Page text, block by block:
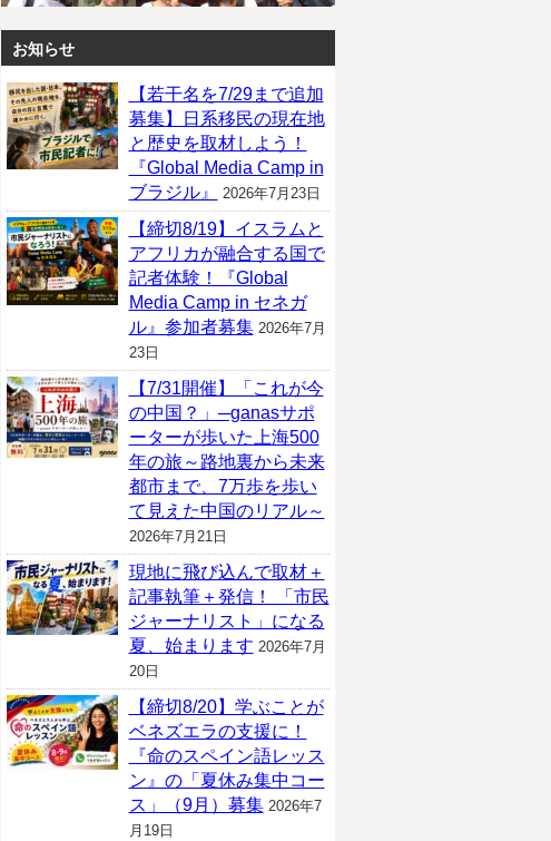
お知らせ
【若干名を7/29まで追加
募集】日系移民の現在地
と歴史を取材しよう！
『Global Media Camp in
ブラジル』
2026年7月23日
【締切8/19】イスラムと
アフリカが融合する国で
記者体験！『Global
Media Camp in セネガ
ル』参加者募集 2026年7月
23日
【7/31開催】「これが今
の中国？」─ganasサポ
ーターが歩いた上海500
年の旅～路地裏から未来
都市まで、7万歩を歩い
て見えた中国のリアル～
2026年7月21日
現地に飛び込んで取材＋
記事執筆＋発信！ 「市民
ジャーナリスト」になる
夏、始まります 2026年7月
20日
【締切8/20】学ぶことが
ベネズエラの支援に！
『命のスペイン語レッス
ン』の「夏休み集中コー
ス」（9月）募集 2026年7
月19日